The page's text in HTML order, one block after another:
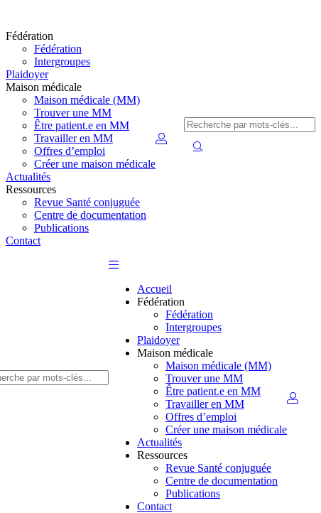
Fédération
Fédération
Intergroupes
Plaidoyer
Maison médicale
Maison médicale (MM)
Trouver une MM
Être patient.e en MM
Travailler en MM
Offres d’emploi
Créer une maison médicale
Actualités
Ressources
Revue Santé conjuguée
Centre de documentation
Publications
Contact
Accueil
Fédération
Fédération
Intergroupes
Plaidoyer
Maison médicale
Maison médicale (MM)
Trouver une MM
Être patient.e en MM
Travailler en MM
Offres d’emploi
Créer une maison médicale
Actualités
Ressources
Revue Santé conjuguée
Centre de documentation
Publications
Contact